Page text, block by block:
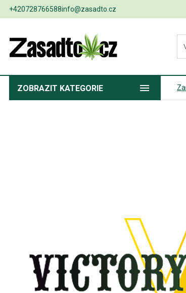
+420728766588info@zasadto.cz
ZOBRAZIT KATEGORIE